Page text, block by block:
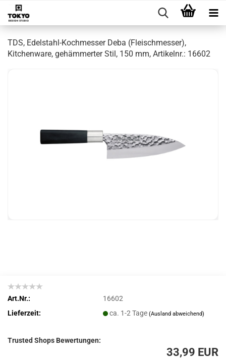
TDS, Edelstahl-Kochmesser Deba (Fleischmesser),
Kitchenware, gehämmerter Stil, 150 mm, Artikelnr.: 16602
Art.Nr.:
16602
Lieferzeit:
ca. 1-2 Tage(Ausland abweichend)
Trusted Shops Bewertungen:
33,99 EUR